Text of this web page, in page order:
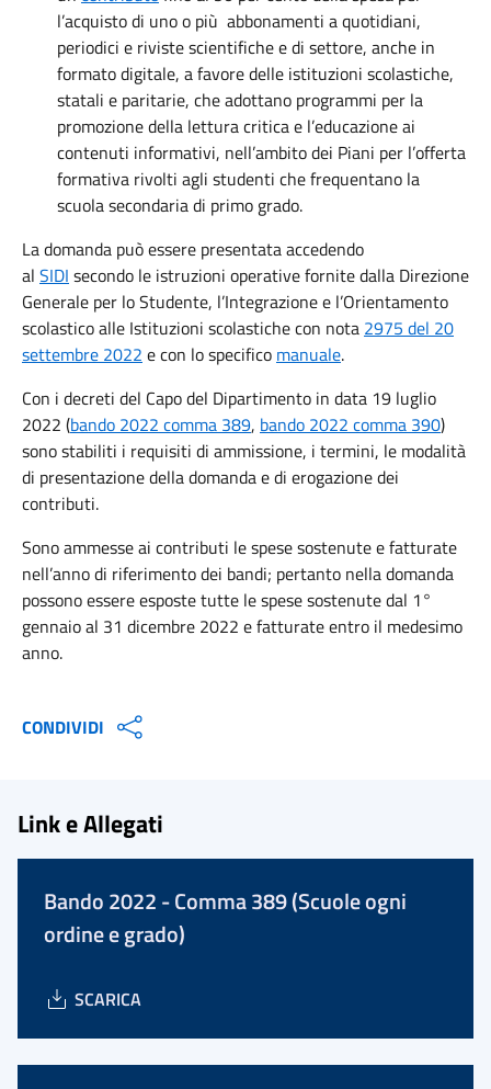
l’acquisto di uno o più abbonamenti a quotidiani,
periodici e riviste scientifiche e di settore, anche in
formato digitale, a favore delle istituzioni scolastiche,
statali e paritarie, che adottano programmi per la
promozione della lettura critica e l’educazione ai
contenuti informativi, nell’ambito dei Piani per l’offerta
formativa rivolti agli studenti che frequentano la
scuola secondaria di primo grado.
La domanda può essere presentata accedendo
al SIDI secondo le istruzioni operative fornite dalla Direzione
Generale per lo Studente, l’Integrazione e l’Orientamento
scolastico alle Istituzioni scolastiche con nota 2975 del 20
settembre 2022 e con lo specifico manuale.
Con i decreti del Capo del Dipartimento in data 19 luglio
2022 (bando 2022 comma 389, bando 2022 comma 390)
sono stabiliti i requisiti di ammissione, i termini, le modalità
di presentazione della domanda e di erogazione dei
contributi.
Sono ammesse ai contributi le spese sostenute e fatturate
nell’anno di riferimento dei bandi; pertanto nella domanda
possono essere esposte tutte le spese sostenute dal 1°
gennaio al 31 dicembre 2022 e fatturate entro il medesimo
anno.
CONDIVIDI
Link e Allegati
Bando 2022 - Comma 389 (Scuole ogni
ordine e grado)
SCARICA